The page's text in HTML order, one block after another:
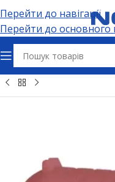
Перейти до навігації
Перейти до основного
та адаптери